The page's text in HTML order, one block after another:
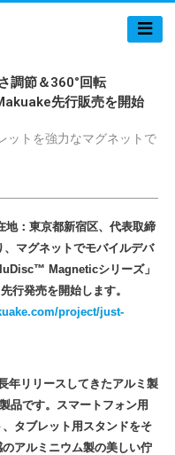
公式サイト】Just
｜スマホ撮
グッズ
2 日本
ビ「バケッ
ッズ
調節＆360°回転
先行販売を開始
ットを強力なマグネットで
地：東京都新宿区、代表取締
マグネットでモバイルデバ
Magneticシリーズ」
行発売を開始します。
project/just-
年リリースしてきたアルミ製
品です。スマートフォン用
タブレット用スタンドをそ
アルミニウム製の美しい佇